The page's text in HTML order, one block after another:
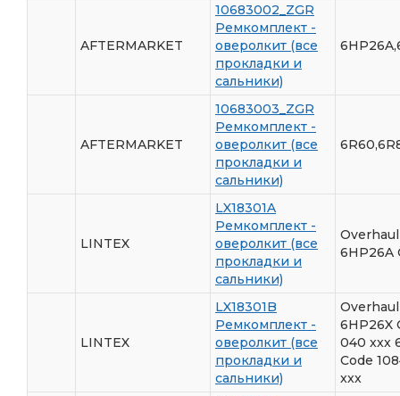
AFTERMARKET
10683002_ZGR
Ремкомплект -
оверолкит (все
прокладки и
сальники)
AFTERMARKET
10683003_ZGR
Ремкомплект -
оверолкит (все
прокладки и
сальники)
LINTEX
LX18301A
Ремкомплект -
оверолкит (все
прокладки и
сальники)
6HP26A
LINTEX
LX18301B
Ремкомплект -
оверолкит (все
прокладки и
сальники)
6HP26X
040 xxx
Code
xxx